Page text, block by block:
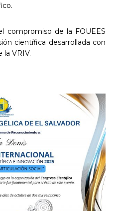
compromiso de la FOUEES
científica desarrollada con
la VRIV.